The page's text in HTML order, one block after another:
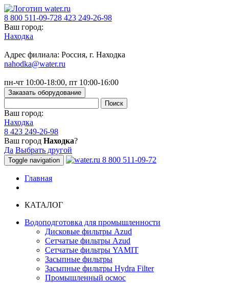
8 800 511-09-728 423 249-26-98
Ваш город:
Находка
Адрес филиала: Россия, г. Находка
nahodka@water.ru
пн-чт 10:00-18:00, пт 10:00-16:00
Заказать оборудование
Ваш город:
Находка
8 423 249-26-98
Ваш город Находка?
Да Выбрать другой
Toggle navigation 8 800 511-09-72
Главная
КАТАЛОГ
Водоподготовка для промышленности
Дисковые фильтры Azud
Сетчатые фильтры Azud
Сетчатые фильтры YAMIT
Засыпные фильтры
Засыпные фильтры Hydra Filter
Промышленный осмос